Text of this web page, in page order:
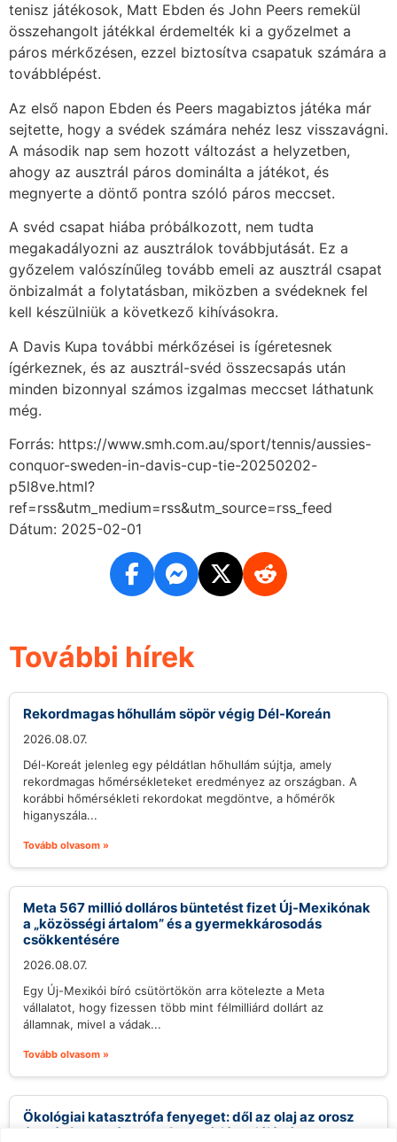
tenisz játékosok, Matt Ebden és John Peers remekül
összehangolt játékkal érdemelték ki a győzelmet a
páros mérkőzésen, ezzel biztosítva csapatuk számára a
továbblépést.
Az első napon Ebden és Peers magabiztos játéka már
sejtette, hogy a svédek számára nehéz lesz visszavágni.
A második nap sem hozott változást a helyzetben,
ahogy az ausztrál páros dominálta a játékot, és
megnyerte a döntő pontra szóló páros meccset.
A svéd csapat hiába próbálkozott, nem tudta
megakadályozni az ausztrálok továbbjutását. Ez a
győzelem valószínűleg tovább emeli az ausztrál csapat
önbizalmát a folytatásban, miközben a svédeknek fel
kell készülniük a következő kihívásokra.
A Davis Kupa további mérkőzései is ígéretesnek
ígérkeznek, és az ausztrál-svéd összecsapás után
minden bizonnyal számos izgalmas meccset láthatunk
még.
Forrás: https://www.smh.com.au/sport/tennis/aussies-
conquor-sweden-in-davis-cup-tie-20250202-
p5l8ve.html?
ref=rss&utm_medium=rss&utm_source=rss_feed
Dátum: 2025-02-01
További hírek
Rekordmagas hőhullám söpör végig Dél-Koreán
2026.08.07.
Dél-Koreát jelenleg egy példátlan hőhullám sújtja, amely
rekordmagas hőmérsékleteket eredményez az országban. A
korábbi hőmérsékleti rekordokat megdöntve, a hőmérők
higanyszála...
Tovább olvasom »
Meta 567 millió dolláros büntetést fizet Új-Mexikónak
a „közösségi ártalom” és a gyermekkárosodás
csökkentésére
2026.08.07.
Egy Új-Mexikói bíró csütörtökön arra kötelezte a Meta
vállalatot, hogy fizessen több mint félmilliárd dollárt az
államnak, mivel a vádak...
Tovább olvasom »
Ökológiai katasztrófa fenyeget: dől az olaj az orosz
árnyékflotta zátonyra futott óriáshajójából